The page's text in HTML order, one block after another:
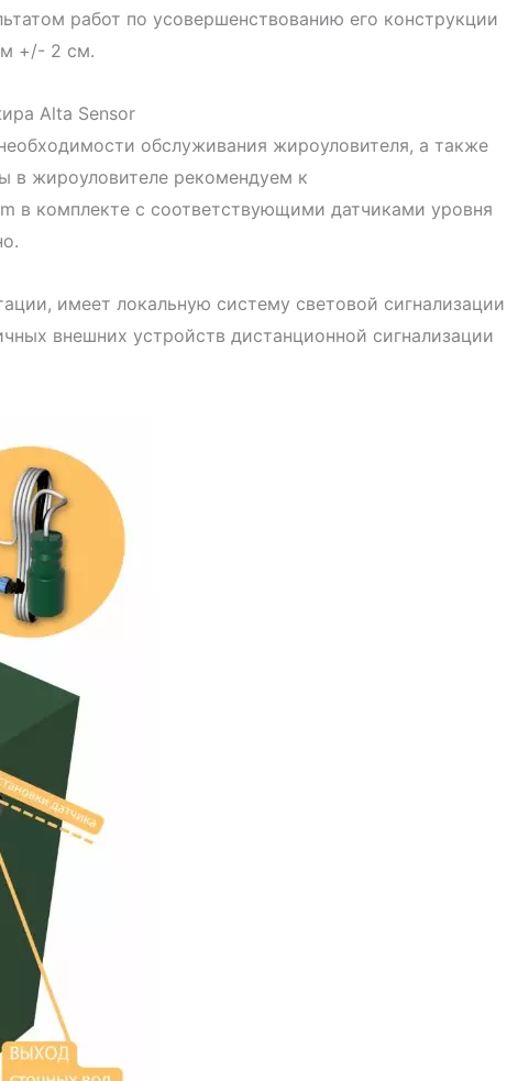
работ по усовершенствованию его конструкции
+/- 2 см.
Alta Sensor
обслуживания жироуловителя, а также
в жироуловителе рекомендуем к
в комплекте с соответствующими датчиками уровня
имеет локальную систему световой сигнализации
внешних устройств дистанционной сигнализации